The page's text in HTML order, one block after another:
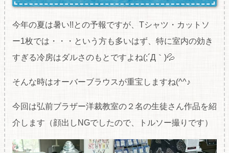
今年の夏は暑い!!との予報ですが、Tシャツ・カットソ
ー1枚では・・・という方も多いはず、特に室内の効き
すぎる冷房はダルさのもとですよね(;´Д｀)💦
そんな時はオーバーブラウスが重宝しますね(^^♪
今回は弘前ブラザー洋裁教室の２名の生徒さん作品を紹
介します（顔出しNGでしたので、トルソー撮りです）